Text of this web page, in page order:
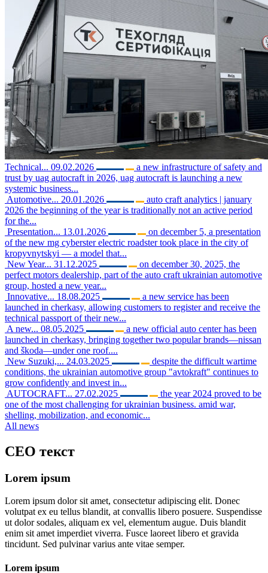
Technical... 09.02.2026
a new infrastructure of safety and
trust by uag autocraft in 2026, uag autocraft is launching a new
systemic business...
Automotive... 20.01.2026
auto craft analytics | january
2026 the beginning of the year is traditionally not an active period
for the...
Presentation... 13.01.2026
on december 5, a presentation
of the new mg cyberster electric roadster took place in the city of
kropyvnytskyi — a model that...
New Year... 31.12.2025
on december 30, 2025, the
perfect motors dealership, part of the auto craft ukrainian automotive
group, hosted a new year...
Innovative... 18.08.2025
a new service has been
launched in cherkasy, allowing customers to register and receive the
technical passport of their new...
A new... 08.05.2025
a new official auto center has been
launched in cherkasy, bringing together two popular brands—nissan
and škoda—under one roof....
New Suzuki,... 24.03.2025
despite the difficult wartime
conditions, the ukrainian automotive group "avtokraft" continues to
grow confidently and invest in...
AUTOCRAFT... 27.02.2025
the year 2024 proved to be
one of the most challenging for ukrainian business. amid war,
shelling, mobilization, and economic...
All news
CEO текст
Lorem ipsum
Lorem ipsum dolor sit amet, consectetur adipiscing elit. Donec
volutpat ex eu tellus blandit, at convallis libero posuere. Suspendisse
ut dolor sodales, aliquam ex vel, elementum augue. Duis blandit
enim sit amet imperdiet viverra. Fusce laoreet libero et gravida
tincidunt. Sed pulvinar varius ante vitae semper.
Lorem ipsum